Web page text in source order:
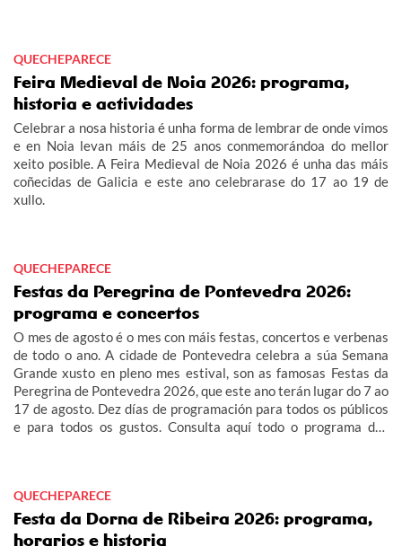
QUECHEPARECE
Feira Medieval de Noia 2026: programa,
historia e actividades
Celebrar a nosa historia é unha forma de lembrar de onde vimos
e en Noia levan máis de 25 anos conmemorándoa do mellor
xeito posible. A Feira Medieval de Noia 2026 é unha das máis
coñecidas de Galicia e este ano celebrarase do 17 ao 19 de
xullo.
QUECHEPARECE
Festas da Peregrina de Pontevedra 2026:
programa e concertos
O mes de agosto é o mes con máis festas, concertos e verbenas
de todo o ano. A cidade de Pontevedra celebra a súa Semana
Grande xusto en pleno mes estival, son as famosas Festas da
Peregrina de Pontevedra 2026, que este ano terán lugar do 7 ao
17 de agosto. Dez días de programación para todos os públicos
e para todos os gustos. Consulta aquí todo o programa das
QUECHEPARECE
Festa da Dorna de Ribeira 2026: programa,
horarios e historia